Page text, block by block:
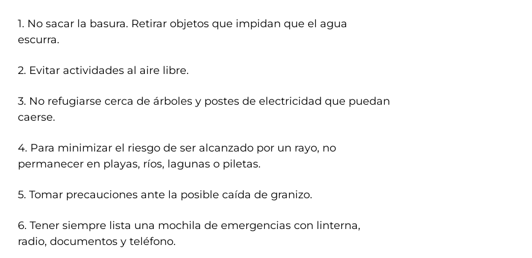
1. No sacar la basura. Retirar objetos que impidan que el agua
escurra.
2. Evitar actividades al aire libre.
3. No refugiarse cerca de árboles y postes de electricidad que puedan
caerse.
4. Para minimizar el riesgo de ser alcanzado por un rayo, no
permanecer en playas, ríos, lagunas o piletas.
5. Tomar precauciones ante la posible caída de granizo.
6. Tener siempre lista una mochila de emergencias con linterna,
radio, documentos y teléfono.